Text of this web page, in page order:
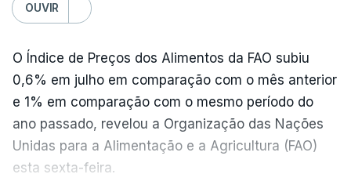
OUVIR
O Índice de Preços dos Alimentos da FAO subiu
0,6% em julho em comparação com o mês anterior
e 1% em comparação com o mesmo período do
ano passado, revelou a Organização das Nações
Unidas para a Alimentação e a Agricultura (FAO)
esta sexta-feira.